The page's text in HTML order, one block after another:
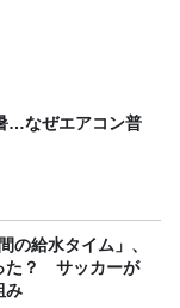
…なぜエアコン普
の給水タイム」、
た？ サッカーが
み